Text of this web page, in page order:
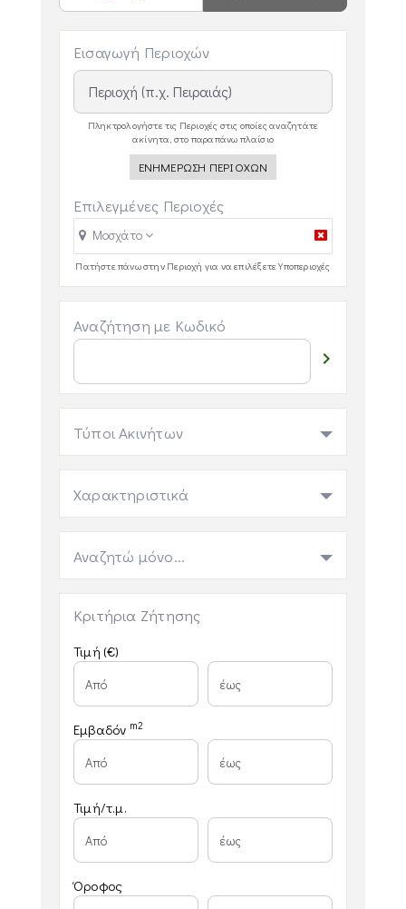
Εισαγωγή Περιοχών
Πληκτρολογήστε τις Περιοχές στις οποίες αναζητάτε
ακίνητα, στο παραπάνω πλαίσιο
ΕΝΗΜΕΡΩΣΗ ΠΕΡΙΟΧΩΝ
Επιλεγμένες Περιοχές
Μοσχάτο
Πατήστε πάνω στην Περιοχή για να επιλέξετε Υποπεριοχές
Αναζήτηση με Κωδικό

Τύποι Ακινήτων
Χαρακτηριστικά
Αναζητώ μόνο...
Κριτήρια Ζήτησης
Τιμή (€)
Εμβαδόν m2
Τιμή/τ.μ.
Όροφος